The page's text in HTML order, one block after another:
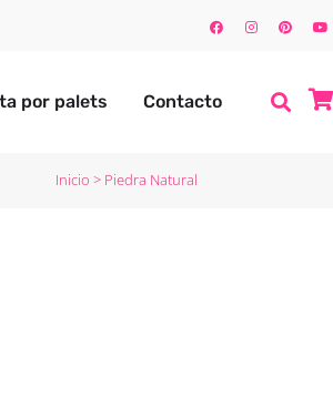
por palets Contacto
Inicio > Piedra Natural